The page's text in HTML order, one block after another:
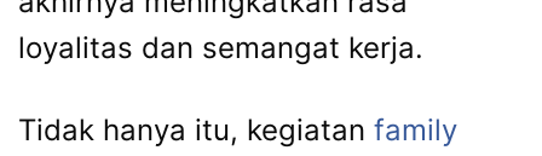
loyalitas dan semangat kerja.
Tidak hanya itu, kegiatan family